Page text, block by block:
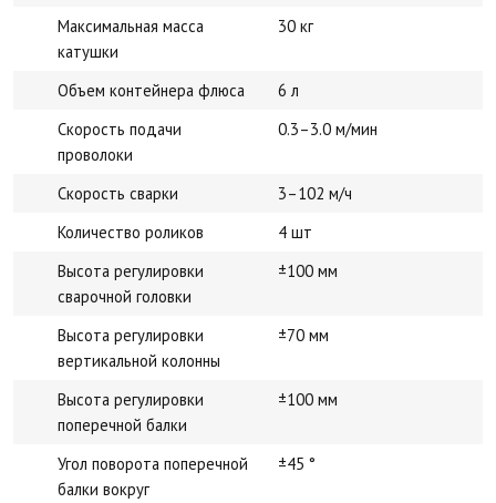
Максимальная масса
катушки
30 кг
Объем контейнера флюса
6 л
Скорость подачи
проволоки
0.3–3.0 м/мин
Скорость сварки
3–102 м/ч
Количество роликов
4 шт
Высота регулировки
сварочной головки
±100 мм
Высота регулировки
вертикальной колонны
±70 мм
Высота регулировки
поперечной балки
±100 мм
Угол поворота поперечной
балки вокруг
±45 °